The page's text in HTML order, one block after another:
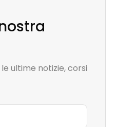
ultime notizie, corsi